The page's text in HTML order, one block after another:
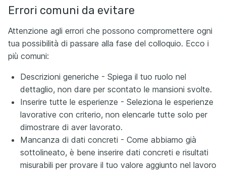
Errori comuni da evitare
Attenzione agli errori che possono compromettere ogni
tua possibilità di passare alla fase del colloquio. Ecco i
più comuni:
Descrizioni generiche - Spiega il tuo ruolo nel
dettaglio, non dare per scontato le mansioni svolte.
Inserire tutte le esperienze - Seleziona le esperienze
lavorative con criterio, non elencarle tutte solo per
dimostrare di aver lavorato.
Mancanza di dati concreti - Come abbiamo già
sottolineato, è bene inserire dati concreti e risultati
misurabili per provare il tuo valore aggiunto nel lavoro